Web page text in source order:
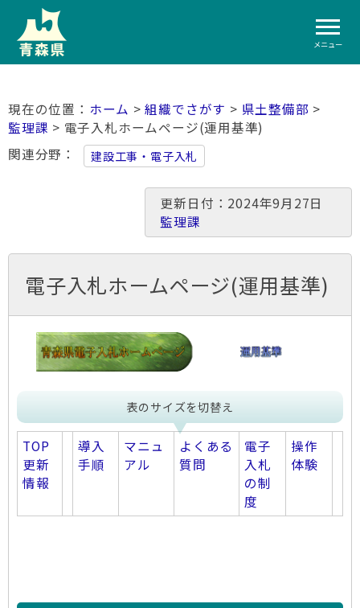
メニュー
ホーム >組織でさがす > 県土整備部 >
監理課 > 電子入札ホームページ(運用基準)
関連分野
建設工事・電子入札
更新日付：2024年9月27日
監理課
電子入札ホームページ(運用基準)
表のサイズを切替え
TOP
更新
情報
導入
手順
マニュ
アル
よくある
質問
電子
入札
の制
度
操作
体験